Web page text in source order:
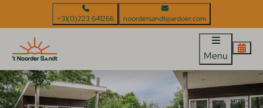
+31(0)223 641266 noordersandt@ardoer.com
Menu